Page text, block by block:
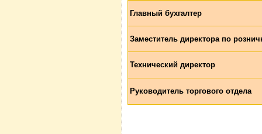
Главный бухгалтер
Заместитель директора по
Технический директор
Руководитель торгового отдела